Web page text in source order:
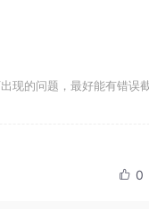
现的问题，最好能有错误
0